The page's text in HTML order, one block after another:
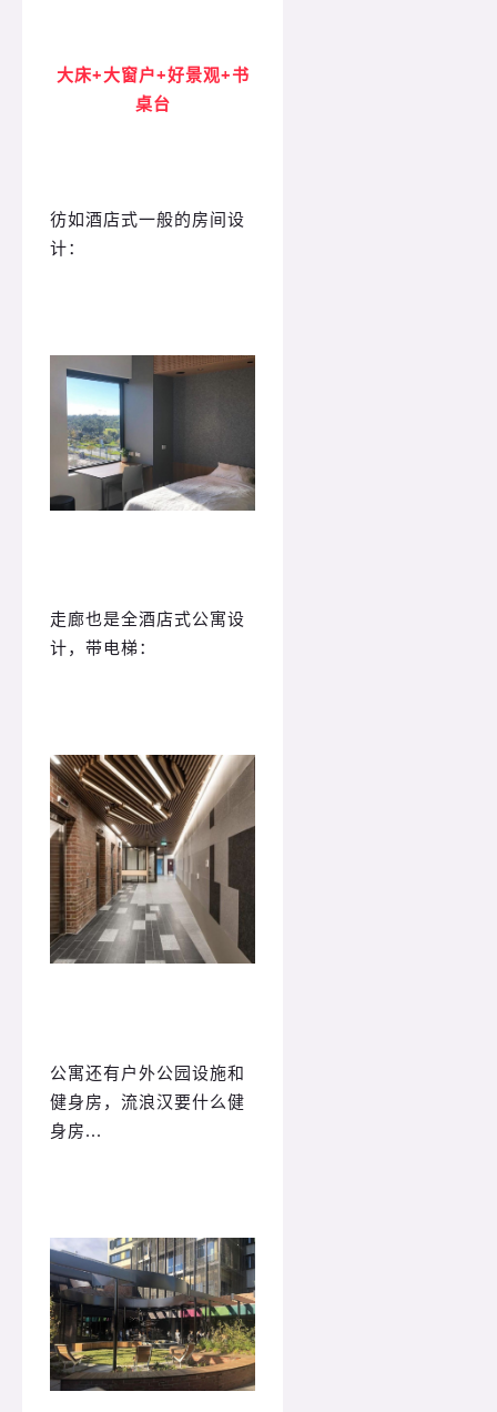
大床+大窗户+好景观+书
桌台
彷如酒店式一般的房间设
计：
走廊也是全酒店式公寓设
计，带电梯：
公寓还有户外公园设施和
健身房，流浪汉要什么健
身房...